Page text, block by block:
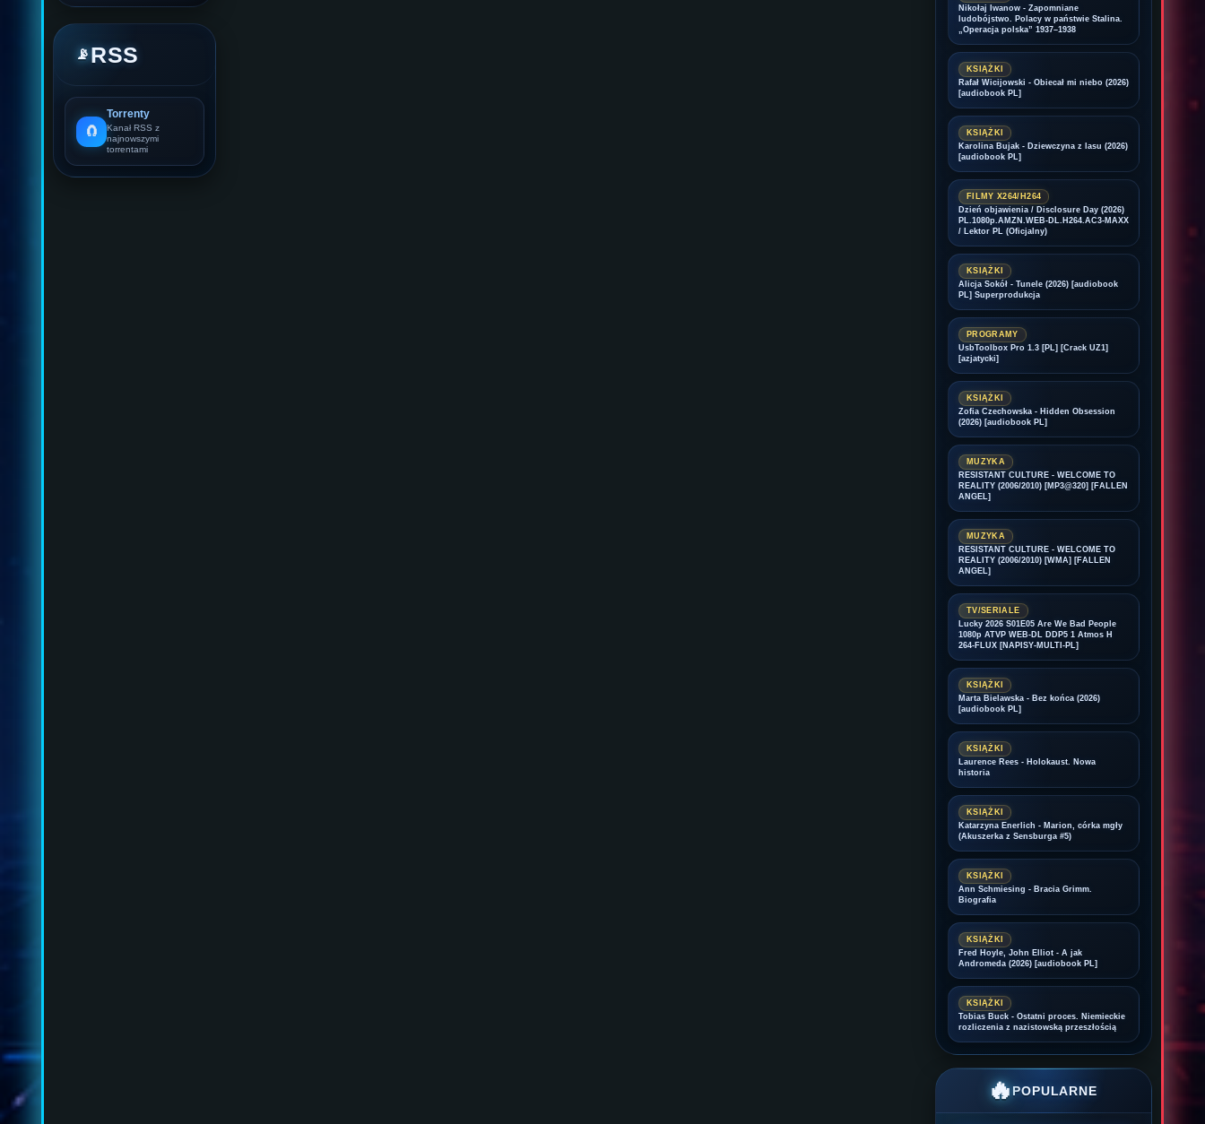
📡RSS
🧲
Torrenty
Kanał RSS z
najnowszymi
torrentami
Nikołaj Iwanow - Zapomniane
ludobójstwo. Polacy w państwie Stalina.
„Operacja polska” 1937–1938
KSIĄŻKI
Rafał Wicijowski - Obiecał mi niebo (2026)
[audiobook PL]
KSIĄŻKI
Karolina Bujak - Dziewczyna z lasu (2026)
[audiobook PL]
FILMY X264/H264
Dzień objawienia / Disclosure Day (2026)
PL.1080p.AMZN.WEB-DL.H264.AC3-MAXX
/ Lektor PL (Oficjalny)
KSIĄŻKI
Alicja Sokół - Tunele (2026) [audiobook
PL] Superprodukcja
PROGRAMY
UsbToolbox Pro 1.3 [PL] [Crack UZ1]
[azjatycki]
KSIĄŻKI
Zofia Czechowska - Hidden Obsession
(2026) [audiobook PL]
MUZYKA
RESISTANT CULTURE - WELCOME TO
REALITY (2006/2010) [MP3@320] [FALLEN
ANGEL]
MUZYKA
RESISTANT CULTURE - WELCOME TO
REALITY (2006/2010) [WMA] [FALLEN
ANGEL]
TV/SERIALE
Lucky 2026 S01E05 Are We Bad People
1080p ATVP WEB-DL DDP5 1 Atmos H
264-FLUX [NAPISY-MULTI-PL]
KSIĄŻKI
Marta Bielawska - Bez końca (2026)
[audiobook PL]
KSIĄŻKI
Laurence Rees - Holokaust. Nowa
historia
KSIĄŻKI
Katarzyna Enerlich - Marion, córka mgły
(Akuszerka z Sensburga #5)
KSIĄŻKI
Ann Schmiesing - Bracia Grimm.
Biografia
KSIĄŻKI
Fred Hoyle, John Elliot - A jak
Andromeda (2026) [audiobook PL]
KSIĄŻKI
Tobias Buck - Ostatni proces. Niemieckie
rozliczenia z nazistowską przeszłością
🔥POPULARNE